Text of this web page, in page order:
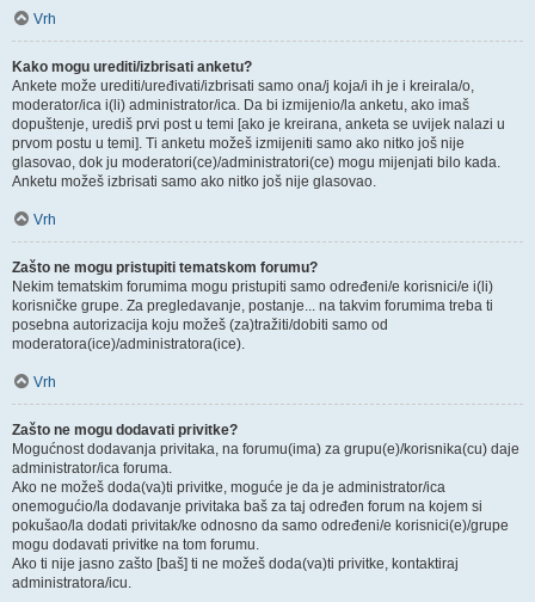
Vrh
Kako mogu urediti/izbrisati anketu?
Ankete može urediti/uređivati/izbrisati samo ona/j koja/i ih je i kreirala/o,
moderator/ica i(li) administrator/ica. Da bi izmijenio/la anketu, ako imaš
dopuštenje, urediš prvi post u temi [ako je kreirana, anketa se uvijek nalazi u
prvom postu u temi]. Ti anketu možeš izmijeniti samo ako nitko još nije
glasovao, dok ju moderatori(ce)/administratori(ce) mogu mijenjati bilo kada.
Anketu možeš izbrisati samo ako nitko još nije glasovao.
Vrh
Zašto ne mogu pristupiti tematskom forumu?
Nekim tematskim forumima mogu pristupiti samo određeni/e korisnici/e i(li)
korisničke grupe. Za pregledavanje, postanje... na takvim forumima treba ti
posebna autorizacija koju možeš (za)tražiti/dobiti samo od
moderatora(ice)/administratora(ice).
Vrh
Zašto ne mogu dodavati privitke?
Mogućnost dodavanja privitaka, na forumu(ima) za grupu(e)/korisnika(cu) daje
administrator/ica foruma.
Ako ne možeš doda(va)ti privitke, moguće je da je administrator/ica
onemogućio/la dodavanje privitaka baš za taj određen forum na kojem si
pokušao/la dodati privitak/ke odnosno da samo određeni/e korisnici(e)/grupe
mogu dodavati privitke na tom forumu.
Ako ti nije jasno zašto [baš] ti ne možeš doda(va)ti privitke, kontaktiraj
administratora/icu.